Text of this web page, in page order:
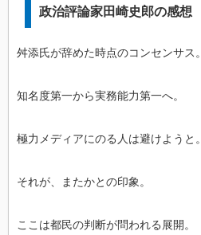
政治評論家田崎史郎の感想
舛添氏が辞めた時点のコンセンサス。
知名度第一から実務能力第一へ。
極力メディアにのる人は避けようと。
それが、またかとの印象。
ここは都民の判断が問われる展開。